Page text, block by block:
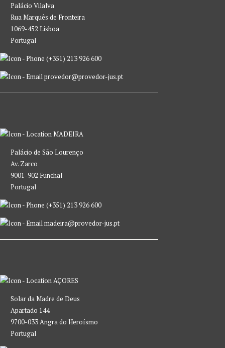
Palácio Vilalva
Rua Marquês de Fronteira
1069-452 Lisboa
Portugal
(+351) 213 926 600
provedor@provedor-jus.pt
MADEIRA
Palácio de São Lourenço
Av. Zarco
9001-902 Funchal
Portugal
(+351) 213 926 600
madeira@provedor-jus.pt
AÇORES
Solar da Madre de Deus
Apartado 144
9700-033 Angra do Heroísmo
Portugal